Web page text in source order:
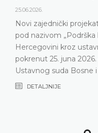
i Vijeća Evrope
u Bosni i
zvanično je
Sarajevu.